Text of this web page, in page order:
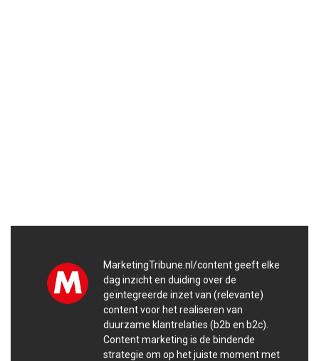
MarketingTribune.nl/content geeft elke
dag inzicht en duiding over de
geïntegreerde inzet van (relevante)
content voor het realiseren van
duurzame klantrelaties (b2b en b2c).
Content marketing is de bindende
strategie om op het juiste moment met